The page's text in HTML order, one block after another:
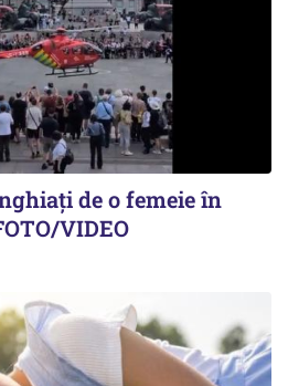
de o femeie în
VIDEO